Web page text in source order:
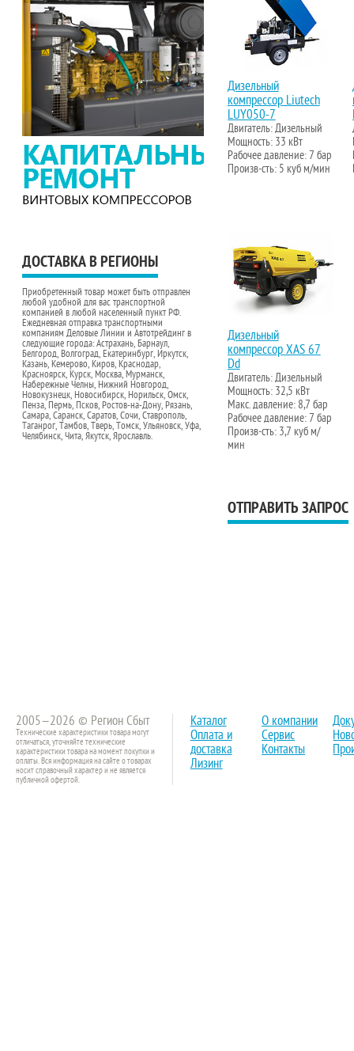
ДОСТАВКА В РЕГИОНЫ
Приобретенный товар может быть отправлен
любой удобной для вас транспортной
компанией в любой населенный пункт РФ.
Ежедневная отправка транспортными
компаниям Деловые Линии и Автотрейдинг в
следующие города: Астрахань, Барнаул,
Белгород, Волгоград, Екатеринбург, Иркутск,
Казань, Кемерово, Киров, Краснодар,
Красноярск, Курск, Москва, Мурманск,
Набережные Челны, Нижний Новгород,
Новокузнецк, Новосибирск, Норильск, Омск,
Пенза, Пермь, Псков, Ростов-на-Дону, Рязань,
Самара, Саранск, Саратов, Сочи, Ставрополь,
Таганрог, Тамбов, Тверь, Томск, Ульяновск, Уфа,
Челябинск, Чита, Якутск, Ярославль.
Дизельный
компрессор Liutech
LUY050-7
Двигатель: Дизельный
Мощность: 33 кВт
Рабочее давление: 7 бар
Произв-сть: 5 куб м/мин
Дизельный
компрессор XAS 67
Dd
Двигатель: Дизельный
Мощность: 32,5 кВт
Макс. давление: 8,7 бар
Рабочее давление: 7 бар
Произв-сть: 3,7 куб м/
мин
ОТПРАВИТЬ ЗАПРОС
2005—2026 © Регион Сбыт
Технические характеристики товара могут
отличаться, уточняйте технические
характеристики товара на момент покупки и
оплаты. Вся информация на сайте о товарах
носит справочный характер и не является
публичной офертой.
Каталог
Оплата и
доставка
Лизинг
О компании
Сервис
Контакты